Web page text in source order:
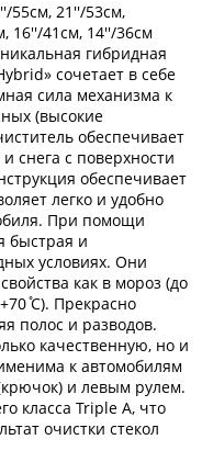
55см, 21''/53см,
16''/41см, 14''/36см
гибридная
сочетает в себе
сила механизма к
(высокие
обеспечивает
снега с поверхности
обеспечивает
легко и удобно
При помощи
быстрая и
условиях. Они
как в мороз (до
̊С). Прекрасно
полос и разводов.
качественную, но и
к автомобилям
и левым рулем.
класса Triple A, что
очистки стекол